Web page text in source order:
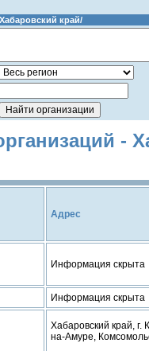
Хабаровский край/
-
Адрес
Информация скрыта
Информация скрыта
Хабаровский край, г.
на-Амуре,